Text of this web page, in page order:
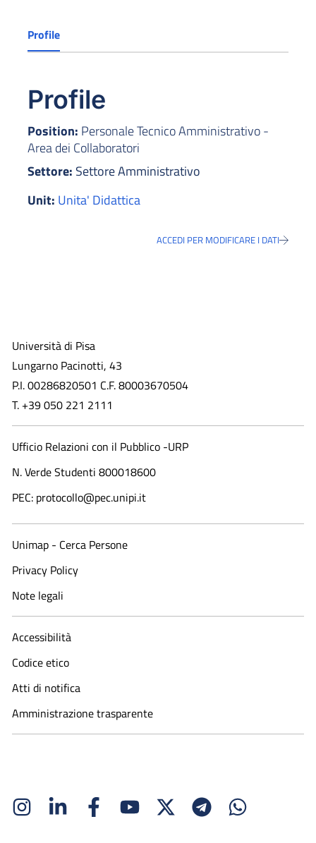
Profile
Profile
Position: Personale Tecnico Amministrativo -
Area dei Collaboratori
Settore: Settore Amministrativo
Unit: Unita' Didattica
ACCEDI PER MODIFICARE I DATI
Università di Pisa
Lungarno Pacinotti, 43
P.I. 00286820501 C.F. 80003670504
T. +39 050 221 2111
Ufficio Relazioni con il Pubblico -URP
N. Verde Studenti 800018600​
PEC: protocollo@pec.unipi.it
Unimap - Cerca Persone
Privacy Policy
Note legali
Accessibilità
Codice etico
Atti di notifica
Amministrazione trasparente